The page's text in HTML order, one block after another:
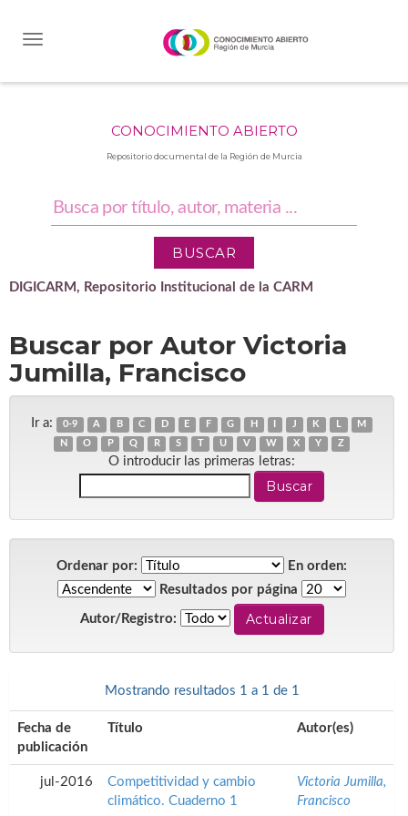
CONOCIMIENTO ABIERTO
Repositorio documental de la Región de Murcia
DIGICARM, Repositorio Institucional de la CARM
Buscar por Autor Victoria
Jumilla, Francisco
Ir a: 0-9 A B C D E F G H J K L
M
N
O P Q R S U V W X Y Z
O introducir las primeras letras:
Ordenar por:
En orden:
Resultados por página
Autor/Registro:
Mostrando resultados 1 a 1 de 1
Fecha de
publicación
Título Autor(es)
jul-2016
Competitividad y cambio
climático. Cuaderno 1
Victoria Jumilla,
Francisco